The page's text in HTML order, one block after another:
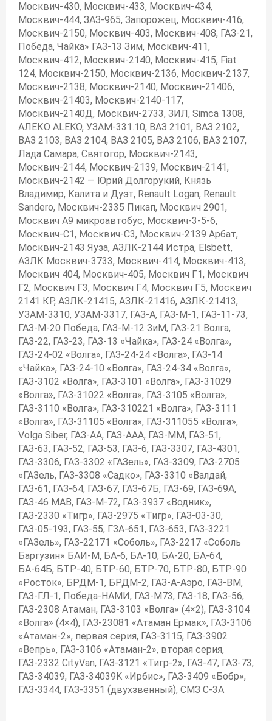
Москвич-430, Москвич-433, Москвич-434,
Москвич-444, ЗАЗ-965, Запорожец, Москвич-416,
Москвич-2150, Москвич-403, Москвич-408, ГАЗ-21,
Победа, Чайка» ГАЗ-13 Зим, Москвич-411,
Москвич-412, Москвич-2140, Москвич-415, Fiat
124, Москвич-2150, Москвич-2136, Москвич-2137,
Москвич-2138, Москвич-2140, Москвич-21406,
Москвич-21403, Москвич-2140-117,
Москвич-2140Д, Москвич-2733, ЗИЛ, Simca 1308,
АЛЕКО ALEKO, УЗАМ-331.10, ВАЗ 2101, ВАЗ 2102,
ВАЗ 2103, ВАЗ 2104, ВАЗ 2105, ВАЗ 2106, ВАЗ 2107,
Лада Самара, Святогор, Москвич-2143,
Москвич-2144, Москвич-2139, Москвич-2141,
Москвич-2142 — Юрий Долгорукий, Князь
Владимир, Калита и Дуэт, Renault Logan, Renault
Sandero, Москвич-2335 Пикап, Москвич 2901,
Москвич А9 микроавтобус, Москвич-3-5-6,
Москвич-С1, Москвич-С3, Москвич-2139 Арбат,
Москвич-2143 Яуза, АЗЛК-2144 Истра, Elsbett,
АЗЛК Москвич-3733, Москвич-414, Москвич-413,
Москвич 404, Москвич-405, Москвич Г1, Москвич
Г2, Москвич Г3, Москвич Г4, Москвич Г5, Москвич
2141 КР, АЗЛК-21415, АЗЛК-21416, АЗЛК-21413,
УЗАМ-3310, УЗАМ-3317, ГАЗ-А, ГАЗ-М-1, ГАЗ-11-73,
ГАЗ-М-20 Победа, ГАЗ-М-12 ЗиМ, ГАЗ-21 Волга,
ГАЗ-22, ГАЗ-23, ГАЗ-13 «Чайка», ГАЗ-24 «Волга»,
ГАЗ-24-02 «Волга», ГАЗ-24-24 «Волга», ГАЗ-14
«Чайка», ГАЗ-24-10 «Волга», ГАЗ-24-34 «Волга»,
ГАЗ-3102 «Волга», ГАЗ-3101 «Волга», ГАЗ-31029
«Волга», ГАЗ-31022 «Волга», ГАЗ-3105 «Волга»,
ГАЗ-3110 «Волга», ГАЗ-310221 «Волга», ГАЗ-3111
«Волга», ГАЗ-31105 «Волга», ГАЗ-311055 «Волга»,
Volga Siber, ГАЗ-АА, ГАЗ-ААА, ГАЗ-ММ, ГАЗ-51,
ГАЗ-63, ГАЗ-52, ГАЗ-53, ГАЗ-6, ГАЗ-3307, ГАЗ-4301,
ГАЗ-3306, ГАЗ-3302 «ГАЗель», ГАЗ-3309, ГАЗ-2705
«ГАЗель, ГАЗ-3308 «Садко», ГАЗ-3310 «Валдай,
ГАЗ-61, ГАЗ-64, ГАЗ-67, ГАЗ-67Б, ГАЗ-69, ГАЗ-69А,
ГАЗ-46 МАВ, ГАЗ-М-72, ГАЗ-3937 «Водник»,
ГАЗ-2330 «Тигр», ГАЗ-2975 «Тигр», ГАЗ-03-30,
ГАЗ-05-193, ГАЗ-55, ГЗА-651, ГАЗ-653, ГАЗ-3221
«ГАЗель», ГАЗ-22171 «Соболь», ГАЗ-2217 «Соболь
Баргузин» БАИ-М, БА-6, БА-10, БА-20, БА-64,
БА-64Б, БТР-40, БТР-60, БТР-70, БТР-80, БТР-90
«Росток», БРДМ-1, БРДМ-2, ГАЗ-А-Аэро, ГАЗ-ВМ,
ГАЗ-ГЛ-1, Победа-НАМИ, ГАЗ-М73, ГАЗ-18, ГАЗ-56,
ГАЗ-2308 Атаман, ГАЗ-3103 «Волга» (4×2), ГАЗ-3104
«Волга» (4×4), ГАЗ-23081 «Атаман Ермак», ГАЗ-3106
«Атаман-2», первая серия, ГАЗ-3115, ГАЗ-3902
«Вепрь», ГАЗ-3106 «Атаман-2», вторая серия,
ГАЗ-2332 CityVan, ГАЗ-3121 «Тигр-2», ГАЗ-47, ГАЗ-73,
ГАЗ-34039, ГАЗ-34039K «Ирбис», ГАЗ-3409 «Бобр»,
ГАЗ-3344, ГАЗ-3351 (двухзвенный), СМЗ С-3А